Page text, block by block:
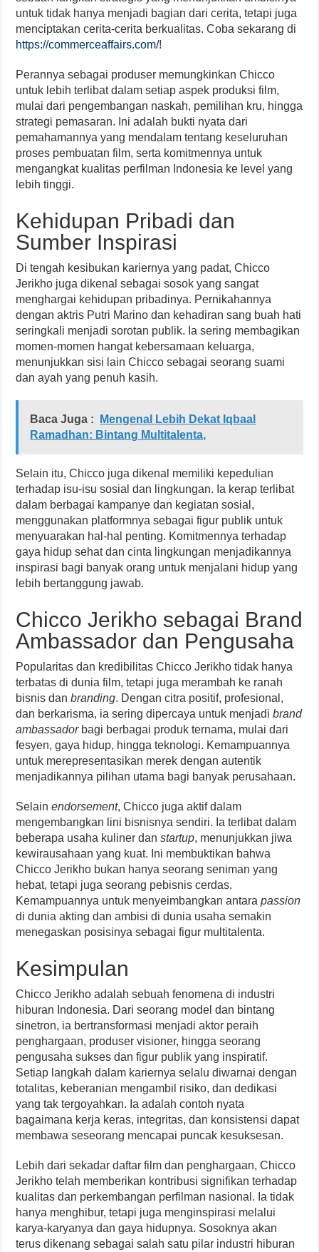
untuk tidak hanya menjadi bagian dari cerita, tetapi juga
menciptakan cerita-cerita berkualitas. Coba sekarang di
https://commerceaffairs.com/!
Perannya sebagai produser memungkinkan Chicco
untuk lebih terlibat dalam setiap aspek produksi film,
mulai dari pengembangan naskah, pemilihan kru, hingga
strategi pemasaran. Ini adalah bukti nyata dari
pemahamannya yang mendalam tentang keseluruhan
proses pembuatan film, serta komitmennya untuk
mengangkat kualitas perfilman Indonesia ke level yang
lebih tinggi.
Kehidupan Pribadi dan
Sumber Inspirasi
Di tengah kesibukan kariernya yang padat, Chicco
Jerikho juga dikenal sebagai sosok yang sangat
menghargai kehidupan pribadinya. Pernikahannya
dengan aktris Putri Marino dan kehadiran sang buah hati
seringkali menjadi sorotan publik. Ia sering membagikan
momen-momen hangat kebersamaan keluarga,
menunjukkan sisi lain Chicco sebagai seorang suami
dan ayah yang penuh kasih.
Baca Juga :
Mengenal Lebih Dekat Iqbaal
Ramadhan: Bintang Multitalenta,
Selain itu, Chicco juga dikenal memiliki kepedulian
terhadap isu-isu sosial dan lingkungan. Ia kerap terlibat
dalam berbagai kampanye dan kegiatan sosial,
menggunakan platformnya sebagai figur publik untuk
menyuarakan hal-hal penting. Komitmennya terhadap
gaya hidup sehat dan cinta lingkungan menjadikannya
inspirasi bagi banyak orang untuk menjalani hidup yang
lebih bertanggung jawab.
Chicco Jerikho sebagai Brand
Ambassador dan Pengusaha
Popularitas dan kredibilitas Chicco Jerikho tidak hanya
terbatas di dunia film, tetapi juga merambah ke ranah
bisnis danbranding. Dengan citra positif, profesional,
dan berkarisma, ia sering dipercaya untuk menjadibrand
ambassadorbagi berbagai produk ternama, mulai dari
fesyen, gaya hidup, hingga teknologi. Kemampuannya
untuk merepresentasikan merek dengan autentik
menjadikannya pilihan utama bagi banyak perusahaan.
Selainendorsement, Chicco juga aktif dalam
mengembangkan lini bisnisnya sendiri. Ia terlibat dalam
beberapa usaha kuliner danstartup, menunjukkan jiwa
kewirausahaan yang kuat. Ini membuktikan bahwa
Chicco Jerikho bukan hanya seorang seniman yang
hebat, tetapi juga seorang pebisnis cerdas.
Kemampuannya untuk menyeimbangkan antarapassion
di dunia akting dan ambisi di dunia usaha semakin
menegaskan posisinya sebagai figur multitalenta.
Kesimpulan
Chicco Jerikho adalah sebuah fenomena di industri
hiburan Indonesia. Dari seorang model dan bintang
sinetron, ia bertransformasi menjadi aktor peraih
penghargaan, produser visioner, hingga seorang
pengusaha sukses dan figur publik yang inspiratif.
Setiap langkah dalam kariernya selalu diwarnai dengan
totalitas, keberanian mengambil risiko, dan dedikasi
yang tak tergoyahkan. Ia adalah contoh nyata
bagaimana kerja keras, integritas, dan konsistensi dapat
membawa seseorang mencapai puncak kesuksesan.
Lebih dari sekadar daftar film dan penghargaan, Chicco
Jerikho telah memberikan kontribusi signifikan terhadap
kualitas dan perkembangan perfilman nasional. Ia tidak
hanya menghibur, tetapi juga menginspirasi melalui
karya-karyanya dan gaya hidupnya. Sosoknya akan
terus dikenang sebagai salah satu pilar industri hiburan